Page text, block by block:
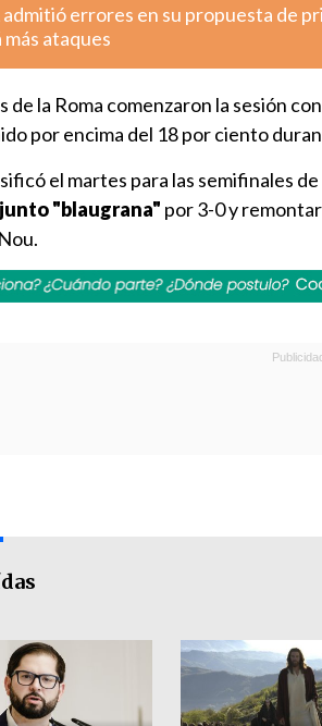
admitió errores en su propuesta de
ataques
de la Roma comenzaron la sesión
por encima del 18 por ciento
el martes para las semifinales de
"blaugrana" por 3-0 y